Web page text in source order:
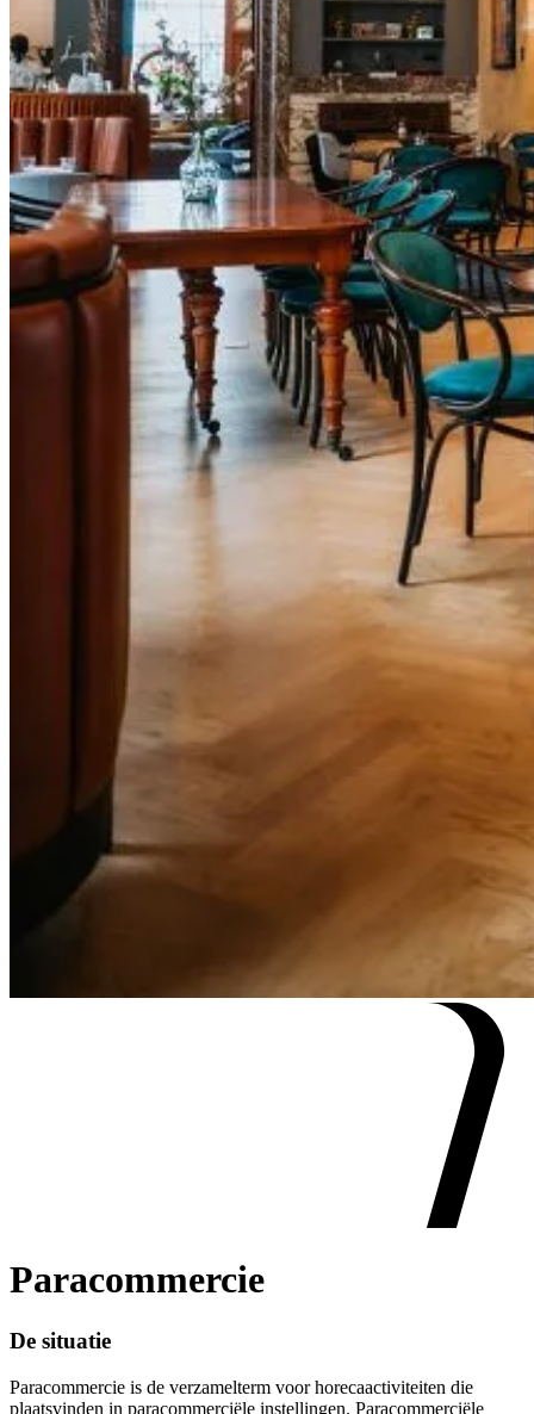
Paracommercie
De situatie
Paracommercie is de verzamelterm voor horecaactiviteiten die
plaatsvinden in paracommerciële instellingen. Paracommerciële